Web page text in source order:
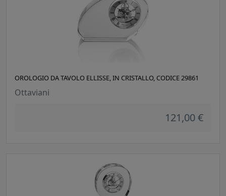
OROLOGIO DA TAVOLO ELLISSE, IN CRISTALLO, CODICE 29861
Ottaviani
121,00 €